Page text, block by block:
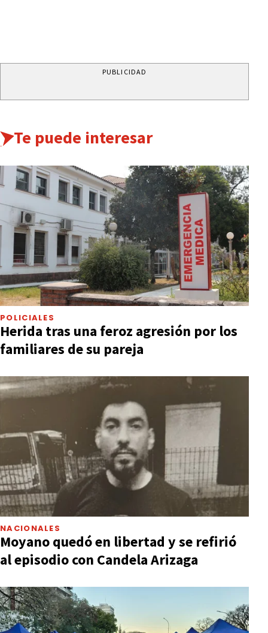
PUBLICIDAD
Te puede interesar
POLICIALES
Herida tras una feroz agresión por los
familiares de su pareja
NACIONALES
Moyano quedó en libertad y se refirió
al episodio con Candela Arizaga